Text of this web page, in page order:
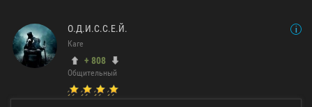
О.Д.И.С.С.Е.Й.
Каге
+ 808
Общительный